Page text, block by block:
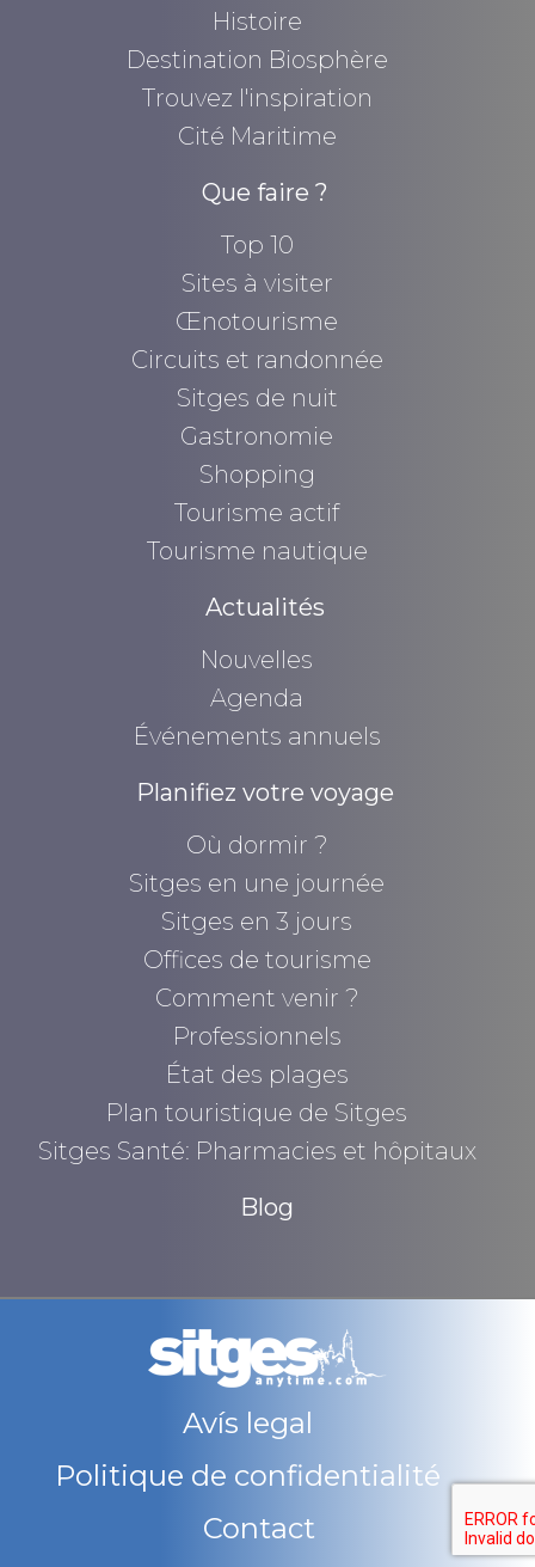
Histoire
Destination Biosphère
Trouvez l'inspiration
Cité Maritime
Que faire ?
Top 10
Sites à visiter
Œnotourisme
Circuits et randonnée
Sitges de nuit
Gastronomie
Shopping
Tourisme actif
Tourisme nautique
Actualités
Nouvelles
Agenda
Événements annuels
Planifiez votre voyage
Où dormir ?
Sitges en une journée
Sitges en 3 jours
Offices de tourisme
Comment venir ?
Professionnels
État des plages
Plan touristique de Sitges
Sitges Santé: Pharmacies et hôpitaux
Blog
Avís legal
Politique de confidentialité
Contact